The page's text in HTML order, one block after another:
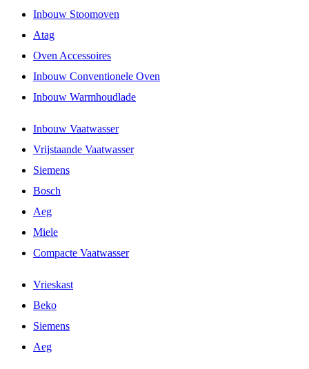
Inbouw Stoomoven
Atag
Oven Accessoires
Inbouw Conventionele Oven
Inbouw Warmhoudlade
Inbouw Vaatwasser
Vrijstaande Vaatwasser
Siemens
Bosch
Aeg
Miele
Compacte Vaatwasser
Vrieskast
Beko
Siemens
Aeg